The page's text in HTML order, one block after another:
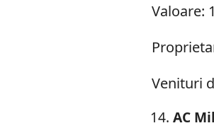
Valoare:
Venituri
AC